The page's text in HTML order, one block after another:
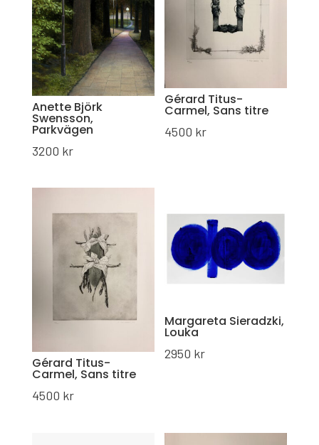
Anette Björk
Swensson,
Parkvägen
3200 kr
Gérard Titus-
Carmel, Sans titre
4500 kr
Gérard Titus-
Carmel, Sans titre
4500 kr
Margareta Sieradzki,
Louka
2950 kr